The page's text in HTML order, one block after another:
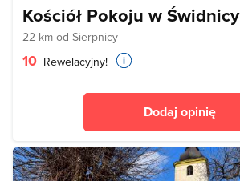
Kościół Pokoju w Świdnicy
22 km od Sierpnicy
10 Rewelacyjny!
Dodaj opinię